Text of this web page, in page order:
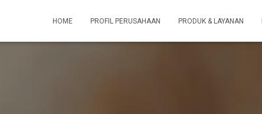
HOME PROFIL PERUSAHAAN PRODUK & LAYANAN